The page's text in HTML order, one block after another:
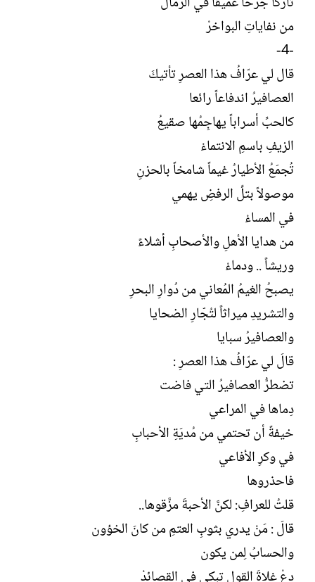
من نفاياتِ البواخرْ
-4-
قال لي عرّافُ هذا العصرِ تأتيكَ
العصافيرُ اندفاعاً رائعا
كالحبِّ أسراباً يهاجِمُها صقيعُ
الزيفِ باسمِ الانتماءْ
تُجمَعُ الأطيارُ غيماً شامخاً بالحزنِ
موصولاً بتلِّ الرفضِ يهمي
في المساءْ
من هدايا الأهلِ والأصحابِ أشلاءً
وريشاً .. ودماءْ
يصبحُ الغيمُ المُعاني من دُوارِ البحرِ
والتشريدِ ميراثاً لتُجّارِ الضحايا
والعصافيرُ سبايا
قالَ لي عرّافُ هذا العصرِ :
تضطرُّ العصافيرُ التي فاضت
دِماها في المراعي
خيفةً أن تحتمي من مُديَةِ الأحبابِ
في وكرِ الأفاعي
فاحذروها
قلتُ للعرافِ: لكنَّ الأحبةَ مزَّقوها..
قالَ : مَنْ يدري بثوبِ العتمِ من كانَ الخؤون
والحسابُ لِمن يكون